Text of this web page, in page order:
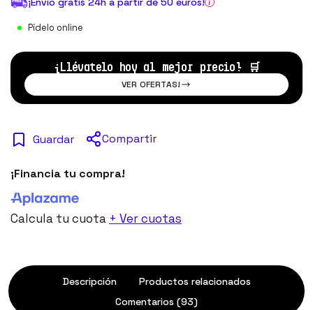
Pídelo online
¡Llévatelo hoy al mejor precio! 🛒
VER OFERTAS!
Guardar Compartir
¡Financia tu compra!
Calcula tu cuota + Ver cuotas
Descripción
Productos relacionados
Comentarios (93)